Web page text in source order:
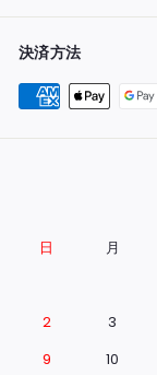
決済方法
日 月
2
3
9
10